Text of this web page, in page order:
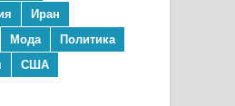
Иран
Мода
Политика
США